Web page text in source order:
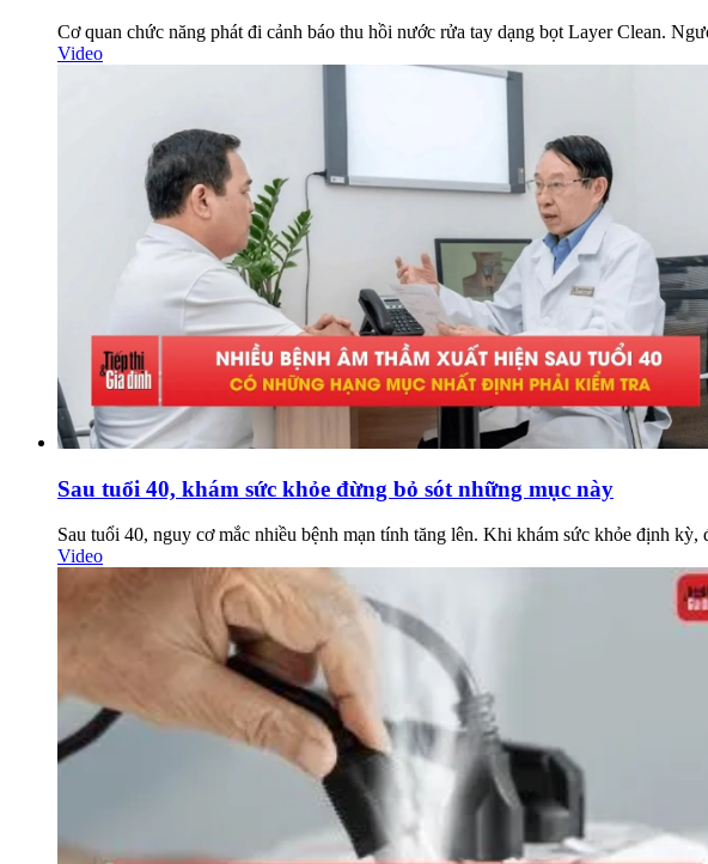
Cơ quan chức năng phát đi cảnh báo thu hồi nước rửa tay dạng bọt Layer Clean.
Video
Sau tuổi 40, khám sức khỏe đừng bỏ sót những mục này
Sau tuổi 40, nguy cơ mắc nhiều bệnh mạn tính tăng lên. Khi khám sức khỏe định
Video